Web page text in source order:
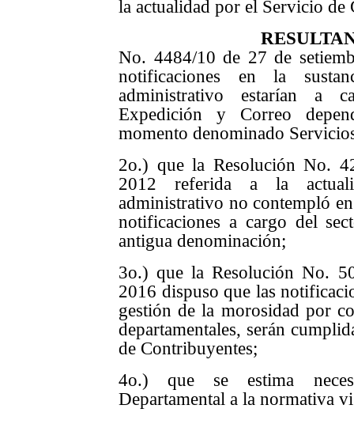
la actualidad por el Servicio de
No. 4484/10 de 27 de
notificaciones en la
administrativo estarían a
Expedición y Correo
momento denominado
2o.) que la Resolución No.
2012 referida a la
administrativo no contempló
notificaciones a cargo del
antigua denominación;
3o.) que la Resolución No.
2016 dispuso que las
gestión de la morosidad por
departamentales, serán
de Contribuyentes;
4o.) que se estima
Departamental a la